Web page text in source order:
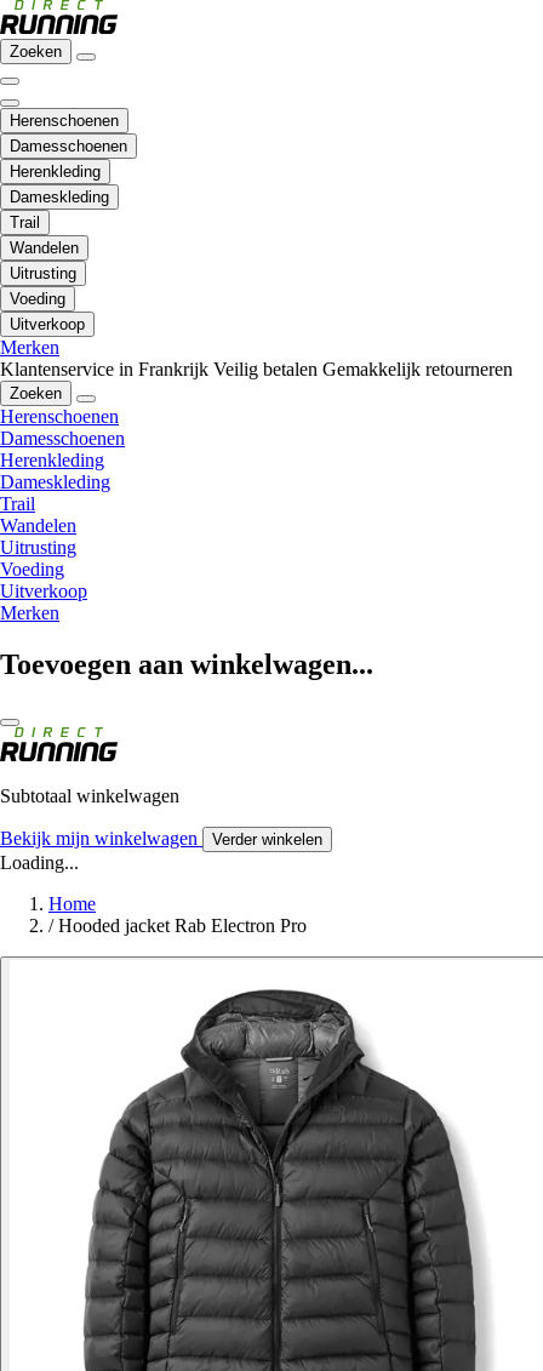
Zoeken
Herenschoenen
Damesschoenen
Herenkleding
Dameskleding
Trail
Wandelen
Uitrusting
Voeding
Uitverkoop
Merken
Klantenservice in Frankrijk Veilig betalen Gemakkelijk retourneren
Zoeken
Herenschoenen
Damesschoenen
Herenkleding
Dameskleding
Trail
Wandelen
Uitrusting
Voeding
Uitverkoop
Merken
Toevoegen aan winkelwagen...
Subtotaal winkelwagen
Bekijk mijn winkelwagen Verder winkelen
Loading...
Home
/ Hooded jacket Rab Electron Pro